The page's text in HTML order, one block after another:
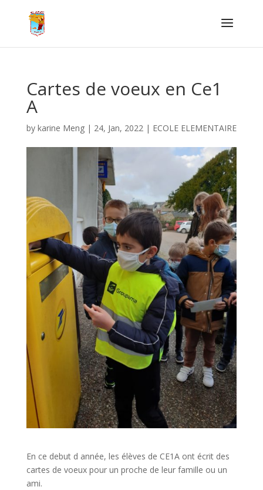
Cartes de voeux en Ce1
A
by karine Meng| 24, Jan, 2022| ECOLE ELEMENTAIRE
En ce debut d année, les élèves de CE1A ont écrit des
cartes de voeux pour un proche de leur famille ou un
ami.